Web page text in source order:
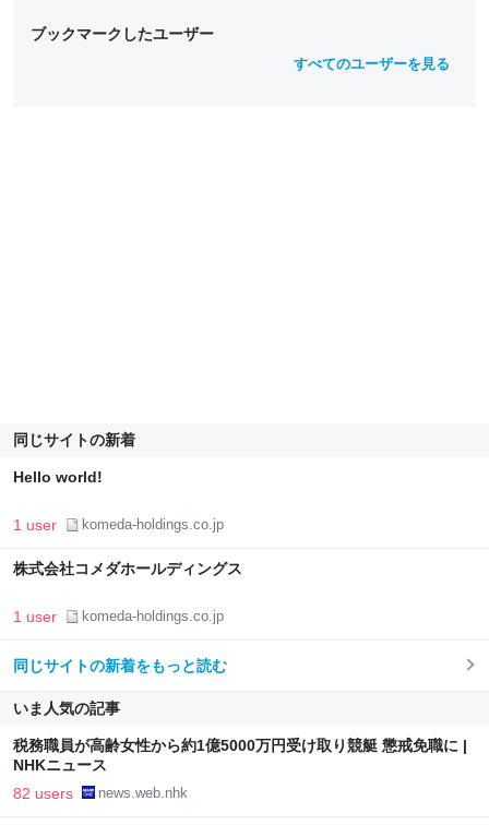
ブックマークしたユーザー
すべてのユーザーを見る
同じサイトの新着
Hello world!
1 user komeda-holdings.co.jp
株式会社コメダホールディングス
1 user komeda-holdings.co.jp
同じサイトの新着をもっと読む
いま人気の記事
税務職員が高齢女性から約1億5000万円受け取り競艇 懲戒免職に |
NHKニュース
82 users news.web.nhk